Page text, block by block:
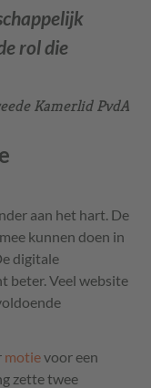
rol die
Kamerlid PvdA
aan het hart. De
kunnen doen in
digitale
beter. Veel website
motievoor een
zette twee